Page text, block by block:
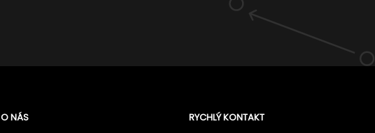
O NÁS
RYCHLÝ KONTAKT